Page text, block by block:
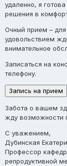
удаленно, я
решения в
Очный прием –
удовольствием
внимательное
Записаться на
телефону.
Запись на прием
Забота о вашем
жду возможности
С уважением,
Дубинская
Профессор
репродуктивной